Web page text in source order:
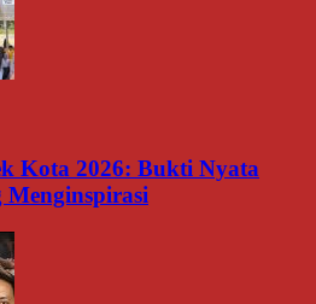
Kota 2026: Bukti Nyata